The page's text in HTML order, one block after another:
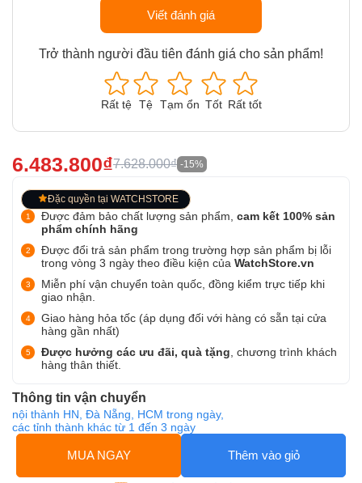
Viết đánh giá
Trở thành người đầu tiên đánh giá cho sản phẩm!
Rất tệ Tệ Tạm ổn Tốt Rất tốt
6.483.800₫7.628.000₫ -15%
Đặc quyền tại WATCHSTORE
Được đảm bảo chất lượng sản phẩm, cam kết 100% sản
phẩm chính hãng
Được đổi trả sản phẩm trong trường hợp sản phẩm bị lỗi
trong vòng 3 ngày theo điều kiện của WatchStore.vn
Miễn phí vận chuyển toàn quốc, đồng kiểm trực tiếp khi
giao nhận.
Giao hàng hỏa tốc (áp dụng đối với hàng có sẵn tại cửa
hàng gần nhất)
Được hưởng các ưu đãi, quà tặng , chương trình khách
hàng thân thiết.
Thông tin vận chuyển
nội thành HN, Đà Nẵng, HCM trong ngày,
các tỉnh thành khác từ 1 đến 3 ngày
MUA NGAY Thêm vào giỏ